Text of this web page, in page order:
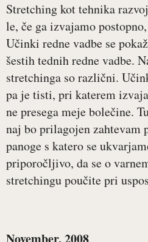
Stretching kot tehnika
le, če ga izvajamo
Učinki redne vadbe se
šestih tednih redne vadbe.
stretchinga so različni.
pa je tisti, pri katerem
ne presega meje bolečine.
naj bo prilagojen zahtevam
panoge s katero se
priporočljivo, da se o
stretchingu poučite pri